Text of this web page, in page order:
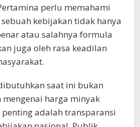
perlu memahami
kebijakan tidak hanya
atau salahnya formula
juga oleh rasa keadilan
saat ini bukan
mengenai harga minyak
adalah transparansi